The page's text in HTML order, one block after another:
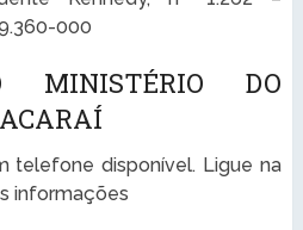
000
MINISTÉRIO DO
telefone disponível. Ligue na
informações